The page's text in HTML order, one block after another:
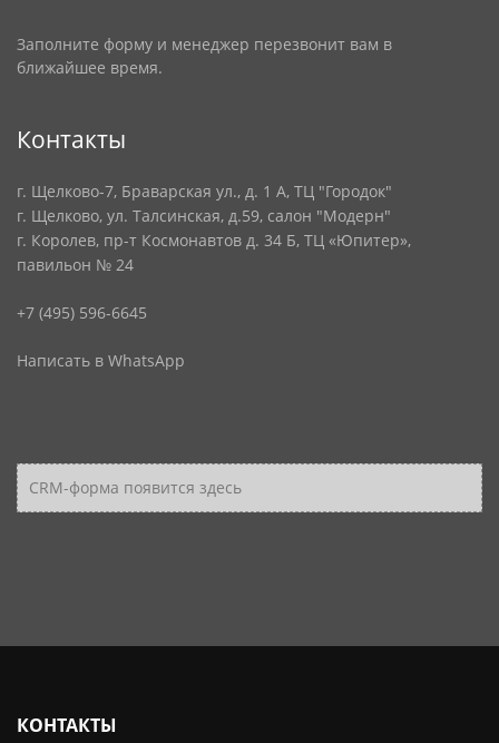
Заполните форму и менеджер перезвонит вам в
ближайшее время.
Контакты
г. Щелково-7, Браварская ул., д. 1 А, ТЦ "Городок"
г. Щелково, ул. Талсинская, д.59, салон "Модерн"
г. Королев, пр-т Космонавтов д. 34 Б, ТЦ «Юпитер»,
павильон № 24
+7 (495) 596-6645
Написать в WhatsApp
CRM-форма появится здесь
КОНТАКТЫ